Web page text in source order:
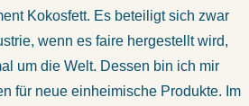
Kokosfett. Es beteiligt sich zwar
wenn es faire hergestellt wird,
um die Welt. Dessen bin ich mir
für neue einheimische Produkte. Im